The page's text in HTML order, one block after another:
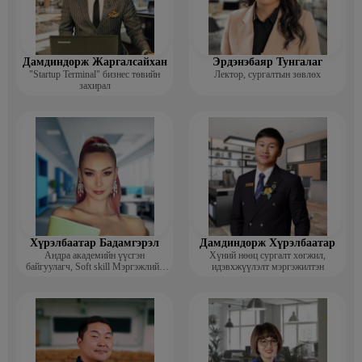
Дамдиндорж Жаргалсайхан
"Startup Terminal" бизнес төвийн
захирал
Эрдэнэбаяр Тунгалаг
Лектор, сургалтын зөвлөх
Хүрэлбаатар Бадамгэрэл
Андра академийн үүсгэн
байгуулагч, Soft skill Мэргэжлийн
Дамдиндорж Хүрэлбаатар
Хүний нөөц сургалт хөгжил,
идэвхжүүлэлт мэргэжилтэн